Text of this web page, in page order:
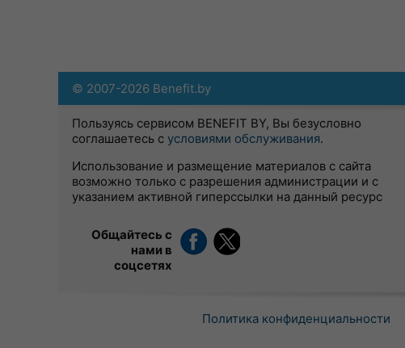
© 2007-2026 Benefit.by
Пользуясь сервисом BENEFIT BY, Вы безусловно
соглашаетесь с условиями обслуживания.
Использование и размещение материалов с сайта
возможно только с разрешения администрации и с
указанием активной гиперссылки на данный ресурс
Общайтесь с
нами в
соцсетях
Политика конфиденциальности